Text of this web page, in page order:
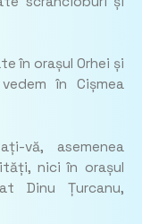
în orașul Orhei și
în Cișmea
vă, asemenea
nici în orașul
Dinu Țurcanu,